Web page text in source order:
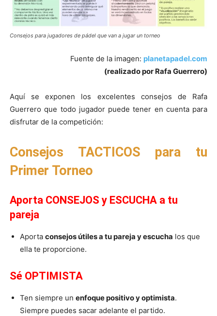
Consejos para jugadores de pádel que van a jugar un torneo
Fuente de la imagen: planetapadel.com
(realizado por Rafa Guerrero)
Aquí se exponen los excelentes consejos de Rafa
Guerrero que todo jugador puede tener en cuenta para
disfrutar de la competición:
Consejos TACTICOS para tu
Primer Torneo
Aporta CONSEJOS y ESCUCHA a tu
pareja
Aporta consejos útiles a tu pareja y escucha los que
ella te proporcione.
Sé OPTIMISTA
Ten siempre un enfoque positivo y optimista.
Siempre puedes sacar adelante el partido.